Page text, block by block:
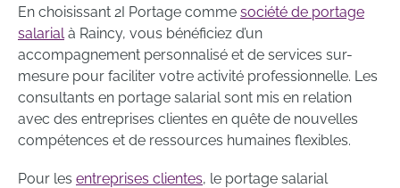
En choisissant 2I Portage comme société de portage
salarial à Raincy, vous bénéficiez d’un
accompagnement personnalisé et de services sur-
mesure pour faciliter votre activité professionnelle. Les
consultants en portage salarial sont mis en relation
avec des entreprises clientes en quête de nouvelles
compétences et de ressources humaines flexibles.
Pour les entreprises clientes, le portage salarial